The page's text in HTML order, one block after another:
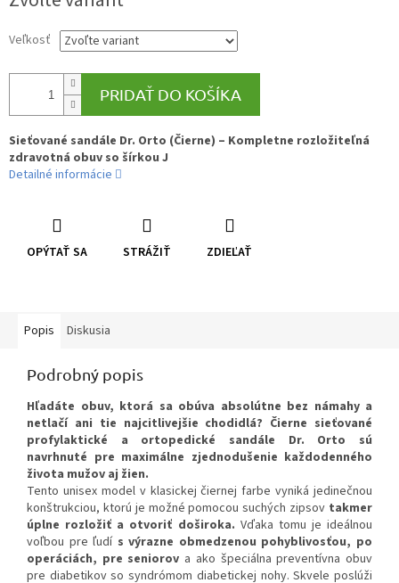
Veľkosť
PRIDAŤ DO KOŠÍKA
Sieťované sandále Dr. Orto (Čierne) – Kompletne rozložiteľná
zdravotná obuv so šírkou J
Detailné informácie
OPÝTAŤ SA STRÁŽIŤ ZDIEĽAŤ
Popis Diskusia
Podrobný popis
Hľadáte obuv, ktorá sa obúva absolútne bez námahy a
netlačí ani tie najcitlivejšie chodidlá? Čierne sieťované
profylaktické a ortopedické sandále Dr. Orto sú
navrhnuté pre maximálne zjednodušenie každodenného
života mužov aj žien.
Tento unisex model v klasickej čiernej farbe vyniká jedinečnou
konštrukciou, ktorú je možné pomocou suchých zipsov takmer
úplne rozložiť a otvoriť doširoka. Vďaka tomu je ideálnou
voľbou pre ľudí s výrazne obmedzenou pohyblivosťou, po
operáciách, pre seniorov a ako špeciálna preventívna obuv
pre diabetikov so syndrómom diabetickej nohy. Skvele poslúži